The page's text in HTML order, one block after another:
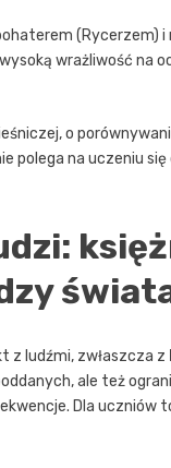
(Rycerzem)
wrażliwość na
o
polega na uczeniu
z ludźmi, zwłaszcza z
ale też
Dla